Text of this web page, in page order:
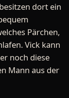
dort ein
Pärchen,
Vick kann
noch diese
Mann aus der